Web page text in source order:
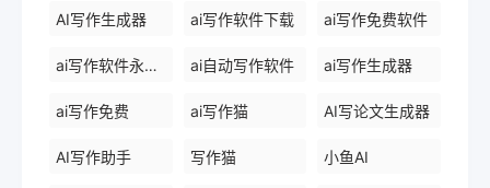
AI写作生成器 ai写作软件下载 ai写作免费软件
ai写作软件永久免费版 ai自动写作软件 ai写作生成器
ai写作免费 ai写作猫 AI写论文生成器
AI写作助手 写作猫 小鱼AI